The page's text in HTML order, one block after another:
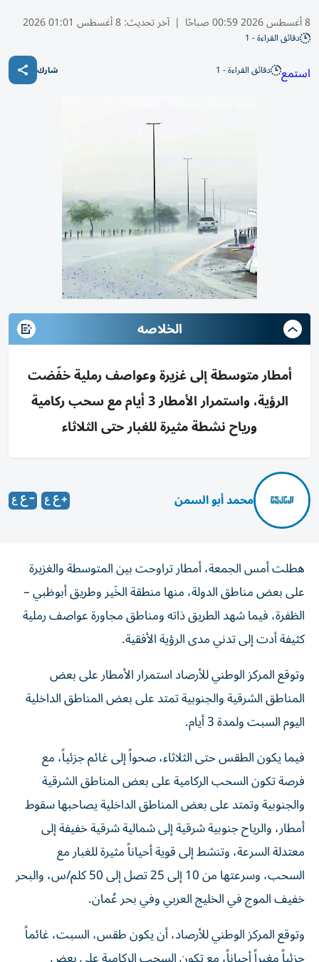
8 أغسطس 2026 00:59 صباحًا | آخر تحديث:8 أغسطس 01:01 2026
دقائق القراءة - 1
استمع دقائق القراءة - 1 شارك
الخلاصه
أمطار متوسطة إلى غزيرة وعواصف رملية خفّضت
الرؤية، واستمرار الأمطار 3 أيام مع سحب ركامية
ورياح نشطة مثيرة للغبار حتى الثلاثاء
محمد أبو السمن
هطلت أمس الجمعة، أمطار تراوحت بين المتوسطة والغزيرة
على بعض مناطق الدولة، منها منطقة الخَير وطريق أبوظبي –
الظفرة، فيما شهد الطريق ذاته ومناطق مجاورة عواصف رملية
كثيفة أدت إلى تدني مدى الرؤية الأفقية.
وتوقع المركز الوطني للأرصاد استمرار الأمطار على بعض
المناطق الشرقية والجنوبية تمتد على بعض المناطق الداخلية
اليوم السبت ولمدة 3 أيام.
فيما يكون الطقس حتى الثلاثاء، صحواً إلى غائم جزئياً، مع
فرصة تكون السحب الركامية على بعض المناطق الشرقية
والجنوبية وتمتد على بعض المناطق الداخلية يصاحبها سقوط
أمطار، والرياح جنوبية شرقية إلى شمالية شرقية خفيفة إلى
معتدلة السرعة، وتنشط إلى قوية أحياناً مثيرة للغبار مع
السحب، وسرعتها من 10 إلى 25 تصل إلى 50 كلم/س، والبحر
خفيف الموج في الخليج العربي وفي بحر عُمان.
وتوقع المركز الوطني للأرصاد، أن يكون طقس، السبت، غائماً